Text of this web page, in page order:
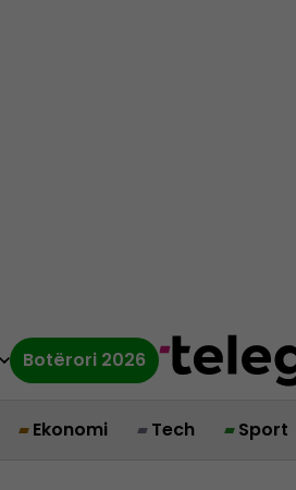
Botërori 2026
Ekonomi Tech Sport